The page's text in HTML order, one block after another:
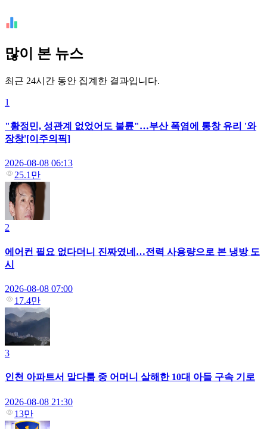
많이 본 뉴스
최근 24시간 동안 집계한 결과입니다.
1
"황정민, 성관계 없었어도 불륜"…부산 폭염에 통창 유리 '와
장창'[이주의픽]
2026-08-08 06:13
25.1만
2
에어컨 필요 없다더니 진짜였네…전력 사용량으로 본 냉방 도
시
2026-08-08 07:00
17.4만
3
인천 아파트서 말다툼 중 어머니 살해한 10대 아들 구속 기로
2026-08-08 21:30
13만